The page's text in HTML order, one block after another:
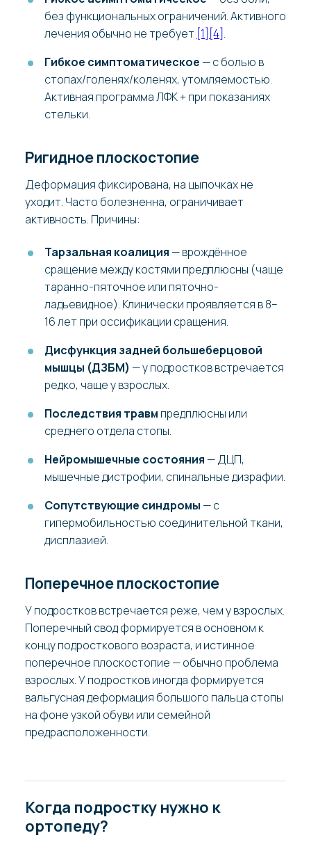
без функциональных ограничений. Активного
лечения обычно не требует [1] [4].
Гибкое симптоматическое — с болью в
стопах/голенях/коленях, утомляемостью.
Активная программа ЛФК + при показаниях
стельки.
Ригидное плоскостопие
Деформация фиксирована, на цыпочках не
уходит. Часто болезненна, ограничивает
активность. Причины:
Тарзальная коалиция — врождённое
сращение между костями предплюсны (чаще
таранно-пяточное или пяточно-
ладьевидное). Клинически проявляется в 8–
16 лет при оссификации сращения.
Дисфункция задней большеберцовой
мышцы (ДЗБМ) — у подростков встречается
редко, чаще у взрослых.
Последствия травм предплюсны или
среднего отдела стопы.
Нейромышечные состояния — ДЦП,
мышечные дистрофии, спинальные дизрафии.
Сопутствующие синдромы — с
гипермобильностью соединительной ткани,
дисплазией.
Поперечное плоскостопие
У подростков встречается реже, чем у взрослых.
Поперечный свод формируется в основном к
концу подросткового возраста, и истинное
поперечное плоскостопие — обычно проблема
взрослых. У подростков иногда формируется
вальгусная деформация большого пальца стопы
на фоне узкой обуви или семейной
предрасположенности.
Когда подростку нужно к
ортопеду?